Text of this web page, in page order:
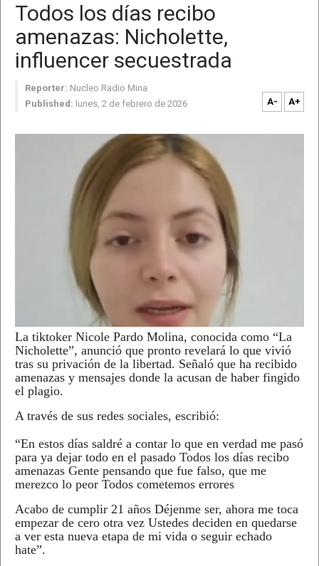
Todos los días recibo
amenazas: Nicholette,
influencer secuestrada
Reporter: Nucleo Radio Mina
Published: lunes, 2 de febrero de 2026 A- A+
La tiktoker Nicole Pardo Molina, conocida como “La
Nicholette”, anunció que pronto revelará lo que vivió
tras su privación de la libertad. Señaló que ha recibido
amenazas y mensajes donde la acusan de haber fingido
el plagio.
A través de sus redes sociales, escribió:
“En estos días saldré a contar lo que en verdad me pasó
para ya dejar todo en el pasado Todos los días recibo
amenazas Gente pensando que fue falso, que me
merezco lo peor Todos cometemos errores
Acabo de cumplir 21 años Déjenme ser, ahora me toca
empezar de cero otra vez Ustedes deciden en quedarse
a ver esta nueva etapa de mi vida o seguir echado
hate”.